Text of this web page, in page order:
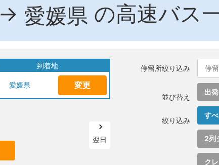
→ 愛媛県 の高速バス
到着地
愛媛県 変更
翌日
停留所絞り込み
並び替え
出
絞り込み
す
2列
ク